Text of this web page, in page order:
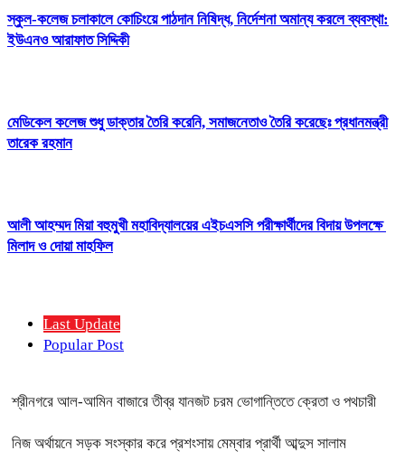
স্কুল-কলেজ চলাকালে কোচিংয়ে পাঠদান নিষিদ্ধ, নির্দেশনা অমান্য করলে ব্যবস্থা:
ইউএনও আরাফাত সিদ্দিকী
মেডিকেল কলেজ শুধু ডাক্তার তৈরি করেনি, সমাজনেতাও তৈরি করেছেঃ প্রধানমন্ত্রী
তারেক রহমান
আলী আহম্মদ মিয়া বহুমুখী মহাবিদ্যালয়ের এইচএসসি পরীক্ষার্থীদের বিদায় উপলক্ষে
মিলাদ ও দোয়া মাহফিল
Last Update
Popular Post
শ্রীনগরে আল-আমিন বাজারে তীব্র যানজট চরম ভোগান্তিতে ক্রেতা ও পথচারী
নিজ অর্থায়নে সড়ক সংস্কার করে প্রশংসায় মেম্বার প্রার্থী আব্দুস সালাম